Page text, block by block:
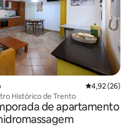
4,92 de uma
4,92 (26)
Histórico de Trento
de apartamento